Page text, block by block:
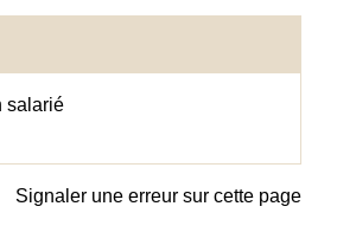
salarié
Signaler une erreur sur cette page